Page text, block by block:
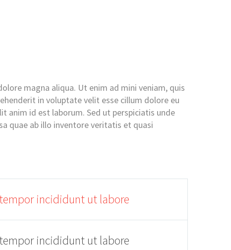
magna aliqua. Ut enim ad mini veniam, quis
in voluptate velit esse cillum dolore eu
anim id est laborum. Sed ut perspiciatis unde
quae ab illo inventore veritatis et quasi
incididunt ut labore
incididunt ut labore